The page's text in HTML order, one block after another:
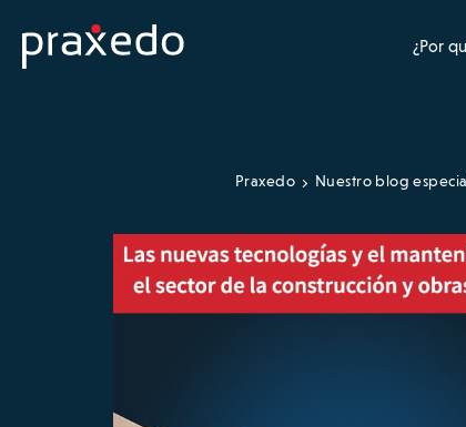
¿Por
Praxedo Nuestro blog